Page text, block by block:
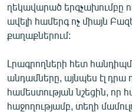
Հայերեն
English
ՀԵՏԵՎԵՔ ՄԵԶ
ղեկավարած երգչախումբը
ավելի համերգ ոչ միայն
քաղաքներում:
Լրագրողների հետ
անդամները, այնպես էլ
համեստության նշեցին, որ
հաջողությամբ, տեղի